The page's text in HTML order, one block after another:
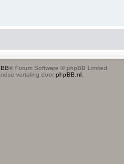
® Forum Software © phpBB Limited
vertaling door phpBB.nl.